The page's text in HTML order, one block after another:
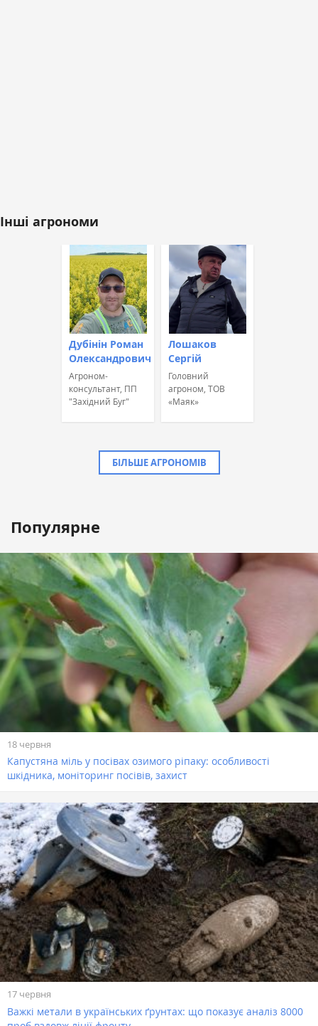
Інші агрономи
Дубінін Роман
Олександрович
Агроном-
консультант, ПП
"Західний Буг"
Лошаков
Сергій
Головний
агроном, ТОВ
«Маяк»
БІЛЬШЕ АГРОНОМІВ
Популярне
18 червня
Капустяна міль у посівах озимого ріпаку: особливості
шкідника, моніторинг посівів, захист
17 червня
Важкі метали в українських ґрунтах: що показує аналіз 8000